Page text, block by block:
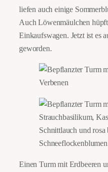
liefen auch einige
Auch Löwenmäulchen
Einkaufswagen. Jetzt ist es
geworden.
Einen Turm mit Erdbeeren